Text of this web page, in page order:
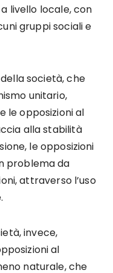
livello locale, con
gruppi sociali e
società, che
unitario,
le opposizioni al
alla stabilità
le opposizioni
problema da
attraverso l’uso
invece,
al
naturale, che